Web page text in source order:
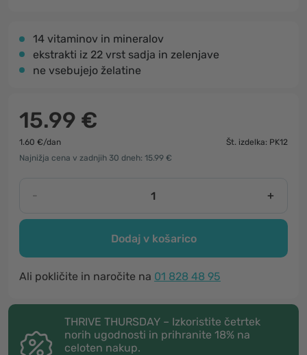
14 vitaminov in mineralov
ekstrakti iz 22 vrst sadja in zelenjave
ne vsebujejo želatine
15.99 €
1.60 €/dan
Št. izdelka: PK12
Najnižja cena v zadnjih 30 dneh: 15.99 €
- +
Dodaj v košarico
Ali pokličite in naročite na 01 828 48 95
THRIVE THURSDAY – Izkoristite četrtek
norih ugodnosti in prihranite 18% na
celoten nakup.